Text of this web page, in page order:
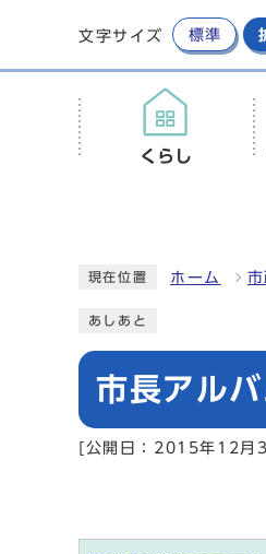
文字サイズ 標準
くらし
現在位置 ホーム 市
あしあと
市長アル
[公開日：2015年12月3